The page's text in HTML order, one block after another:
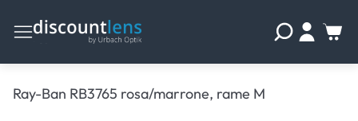
Ray-Ban RB3765 rosa/marrone, rame M